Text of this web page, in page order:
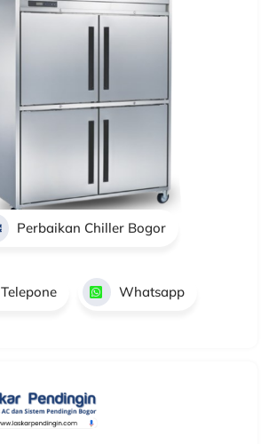
Perbaikan Chiller Bogor
Telepone Whatsapp